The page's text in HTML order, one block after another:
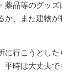
品等のグッ
か、また建物
行こうとし
時は大丈夫